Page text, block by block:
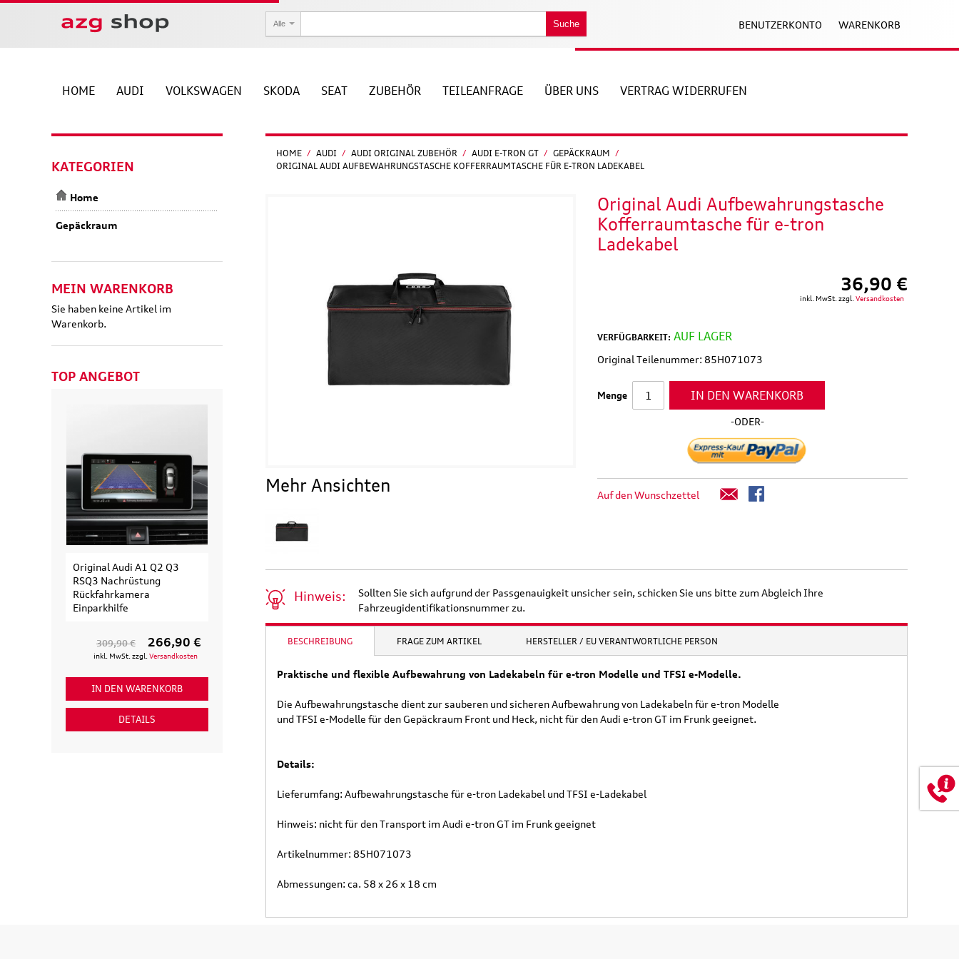
BENUTZERKONTO WARENKORB
Alle Suche
HOME AUDI VOLKSWAGEN SKODA SEAT ZUBEHÖR TEILEANFRAGE ÜBER UNS VERTRAG WIDERRUFEN
HOME / AUDI / AUDI ORIGINAL ZUBEHÖR / AUDI E-TRON GT / GEPÄCKRAUM /
ORIGINAL AUDI AUFBEWAHRUNGSTASCHE KOFFERRAUMTASCHE FÜR E-TRON LADEKABEL
Mehr Ansichten
Original Audi Aufbewahrungstasche
Kofferraumtasche für e-tron
Ladekabel
36,90 €
inkl. MwSt. zzgl. Versandkosten
VERFÜGBARKEIT: AUF LAGER
Original Teilenummer: 85H071073
Menge IN DEN WARENKORB
-ODER-
Auf den Wunschzettel
Hinweis:
Sollten Sie sich aufgrund der Passgenauigkeit unsicher sein, schicken Sie uns bitte zum Abgleich Ihre
Fahrzeugidentifikationsnummer zu.
BESCHREIBUNG FRAGE ZUM ARTIKEL HERSTELLER / EU VERANTWORTLICHE PERSON
Praktische und flexible Aufbewahrung von Ladekabeln für e-tron Modelle und TFSI e-Modelle.
Die Aufbewahrungstasche dient zur sauberen und sicheren Aufbewahrung von Ladekabeln für e-tron Modelle
und TFSI e-Modelle für den Gepäckraum Front und Heck, nicht für den Audi e-tron GT im Frunk geeignet.
Details:
Lieferumfang: Aufbewahrungstasche für e-tron Ladekabel und TFSI e-Ladekabel
Hinweis: nicht für den Transport im Audi e-tron GT im Frunk geeignet
Artikelnummer: 85H071073
Abmessungen: ca. 58 x 26 x 18 cm
KATEGORIEN
Home
Gepäckraum
MEIN WARENKORB
Sie haben keine Artikel im
Warenkorb.
TOP ANGEBOT
Original Audi A1 Q2 Q3
RSQ3 Nachrüstung
Rückfahrkamera
Einparkhilfe
309,90 € 266,90 €
inkl. MwSt. zzgl. Versandkosten
IN DEN WARENKORB
DETAILS
Original Audi
Fahrradträger für 3.
Fahrrad
154,90 € 135,90 €
DETAILS
Original Audi
Marderschreck Anlage mit
Ultraschall
103,90 € 97,50 €
inkl. MwSt. zzgl.Versandkosten
DETAILS
Outdoor-Reisetasche,
wasserabweisende
199,90 € 174,90 €
inkl. MwSt. zzgl.Versandkosten
DETAILS
Original Audi A6 S6 RS6 4K
Schutzfolie transparent
39,90 € 36,50 €